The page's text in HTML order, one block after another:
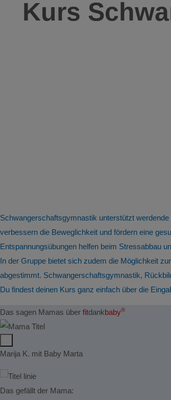
Kurs
Schwangerschaftsgymnastik unterstützt
verbessern die Beweglichkeit und fördern eine
Entspannungsübungen helfen beim Stressabbau
In der Gruppe bietet sich zudem die Möglichkeit
abgestimmt. Schwangerschaftsgymnastik,
Du findest deinen Kurs ganz einfach über die
Das sagen Mamas über fitdankbaby®
Marija K. mit Baby Marta
Das gefällt der Mama: